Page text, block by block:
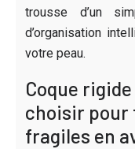
trousse d’un
d’organisation
votre peau.
Coque
choisir pour
fragiles en